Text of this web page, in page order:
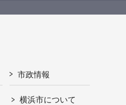
市政情報
横浜市について